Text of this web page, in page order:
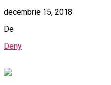
decembrie 15, 2018
De
Deny